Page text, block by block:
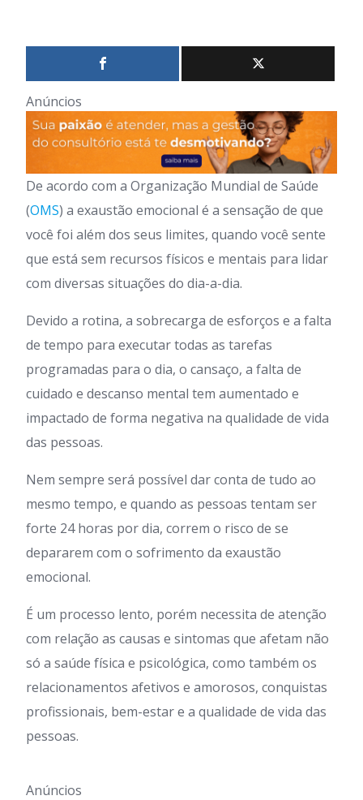
Anúncios
De acordo com a Organização Mundial de Saúde
(OMS) a exaustão emocional é a sensação de que
você foi além dos seus limites, quando você sente
que está sem recursos físicos e mentais para lidar
com diversas situações do dia-a-dia.
Devido a rotina, a sobrecarga de esforços e a falta
de tempo para executar todas as tarefas
programadas para o dia, o cansaço, a falta de
cuidado e descanso mental tem aumentado e
impactado de forma negativa na qualidade de vida
das pessoas.
Nem sempre será possível dar conta de tudo ao
mesmo tempo, e quando as pessoas tentam ser
forte 24 horas por dia, correm o risco de se
depararem com o sofrimento da exaustão
emocional.
É um processo lento, porém necessita de atenção
com relação as causas e sintomas que afetam não
só a saúde física e psicológica, como também os
relacionamentos afetivos e amorosos, conquistas
profissionais, bem-estar e a qualidade de vida das
pessoas.
Anúncios